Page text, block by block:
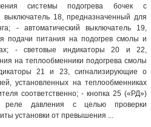
системы подогрева бочек с
выключатель 18, предназначенный для
- автоматический выключатель 19,
подачи питания на подогрев смолы и
- световые индикаторы 20 и 22,
на теплообменники подогрева смолы
21 и 23, сигнализирующие о
установленных на теплообменниках
соответственно; - кнопка 25 («РД»)
реле давления с целью проверки
установки от превышения ...